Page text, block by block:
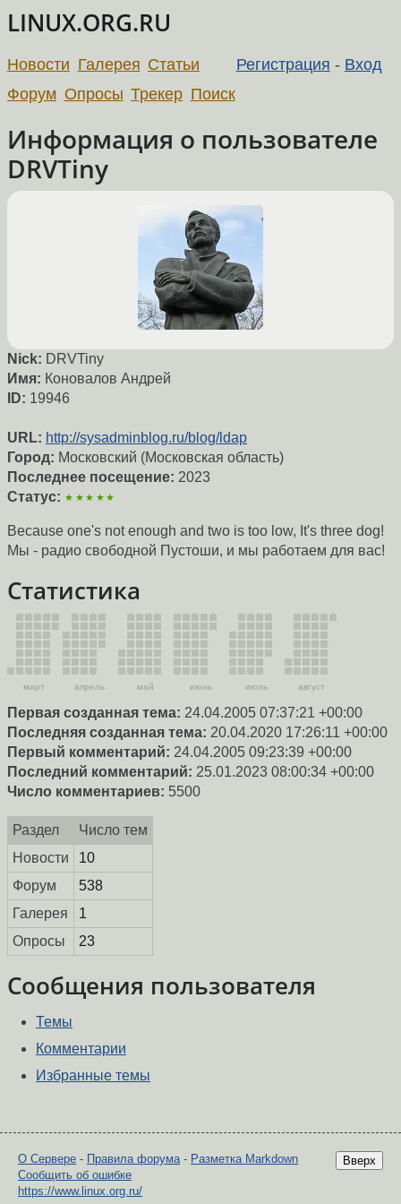
LINUX.ORG.RU
Регистрация - Вход
Новости Галерея Статьи
Форум Опросы Трекер Поиск
Информация о пользователе
DRVTiny
Nick: DRVTiny
Имя: Коновалов Андрей
ID: 19946
URL: http://sysadminblog.ru/blog/ldap
Город: Московский (Московская область)
Последнее посещение: 2023
Статус: ★★★★★
Because one's not enough and two is too low, It's three dog!
Мы - радио свободной Пустоши, и мы работаем для вас!
Статистика
март апрель май июнь июль август
Первая созданная тема: 24.04.2005 07:37:21 +00:00
Последняя созданная тема: 20.04.2020 17:26:11 +00:00
Первый комментарий: 24.04.2005 09:23:39 +00:00
Последний комментарий: 25.01.2023 08:00:34 +00:00
Число комментариев: 5500
Раздел
Число тем
Новости
10
Форум
538
Галерея
1
Опросы
23
Сообщения пользователя
Темы
Комментарии
Избранные темы
Вверх
О Сервере - Правила форума - Разметка Markdown
Сообщить об ошибке
https://www.linux.org.ru/